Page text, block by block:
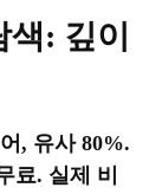
: 깊이
, 유사 80%.
료. 실제 비